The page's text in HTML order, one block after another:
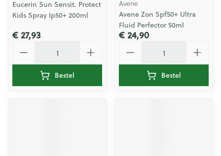
Eucerin Sun Sensit. Protect
Kids Spray Ip50+ 200ml
€ 27,93
Bestel
Avene
Avene Zon Spf50+ Ultra
Fluid Perfector 50ml
€ 24,90
Bestel